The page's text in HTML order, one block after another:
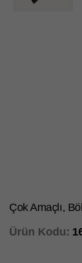
Çok Amaçlı,
Ürün Kodu: